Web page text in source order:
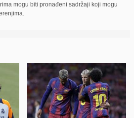
mogu biti pronađeni sadržaji koji mogu